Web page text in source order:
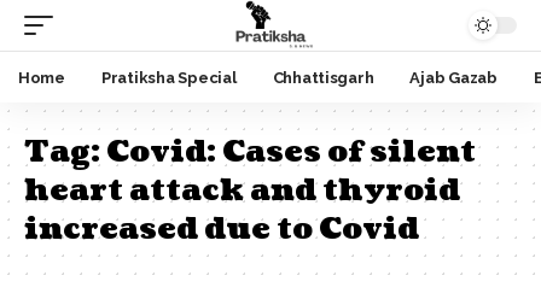
Home Pratiksha Special Chhattisgarh Ajab Gazab
Tag:Covid: Cases of silent
heart attack and thyroid
increased due to Covid